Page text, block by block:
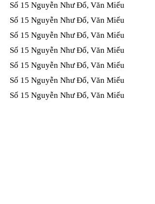
Số 15 Nguyễn Như Đổ, Văn Miếu​​​​
Số 15 Nguyễn Như Đổ, Văn Miếu​​​​
Số 15 Nguyễn Như Đổ, Văn Miếu​​​​
Số 15 Nguyễn Như Đổ, Văn Miếu​​​​
Số 15 Nguyễn Như Đổ, Văn Miếu​​​​
Số 15 Nguyễn Như Đổ, Văn Miếu​​​​
Số 15 Nguyễn Như Đổ, Văn Miếu​​​​